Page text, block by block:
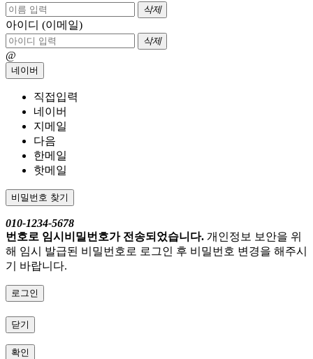
삭제
아이디 (이메일)
삭제
@
네이버
직접입력
네이버
지메일
다음
한메일
핫메일
비밀번호 찾기
010-1234-5678
번호로 임시비밀번호가 전송되었습니다. 개인정보 보안을 위
해 임시 발급된 비밀번호로 로그인 후 비밀번호 변경을 해주시
기 바랍니다.
로그인
닫기
확인